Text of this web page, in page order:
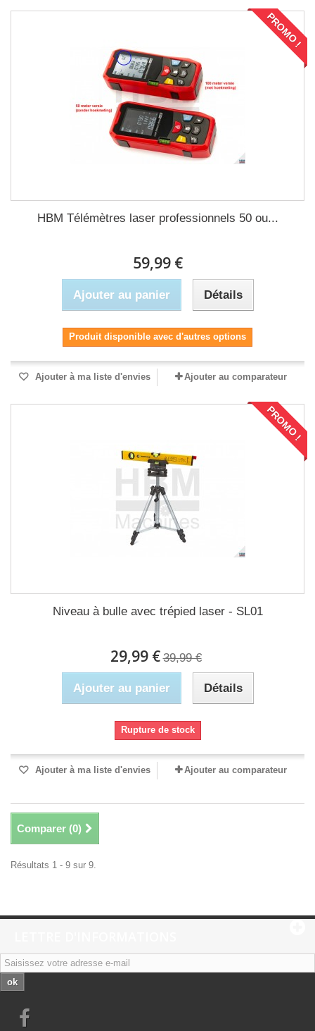
PROMO !
HBM Télémètres laser professionnels 50 ou...
59,99 €
Ajouter au panier Détails
Produit disponible avec d'autres options
Ajouter à ma liste d'envies Ajouter au comparateur
PROMO !
Niveau à bulle avec trépied laser - SL01
29,99 € 39,99 €
Ajouter au panier Détails
Rupture de stock
Ajouter à ma liste d'envies Ajouter au comparateur
Comparer (0)
Résultats 1 - 9 sur 9.
ok